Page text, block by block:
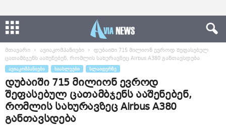
მთავარი ავიაკომპანიები
დუბაიში 715 მილიონ ევროდ შეფასებულ
ცათამბჯენს ააშენებენ, რომლის სახურავზეც Airbus A380 განთავსდება
ᲐᲕᲘᲐᲙᲝᲛᲞᲐᲜᲘᲔᲑᲘ ᲡᲘᲐᲮᲚᲔᲔᲑᲘ ᲡᲚᲐᲘᲓᲔᲠᲖᲔ
დუბაიში 715 მილიონ ევროდ
შეფასებულ ცათამბჯენს ააშენებენ,
რომლის სახურავზეც Airbus A380
განთავსდება